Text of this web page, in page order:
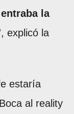
la
explicó la
estaría
al reality